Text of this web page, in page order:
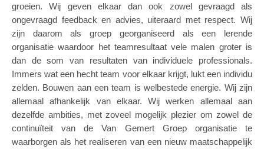
groeien. Wij geven elkaar dan ook zowel gevraagd als
ongevraagd feedback en advies, uiteraard met respect. Wij
zijn daarom als groep georganiseerd als een lerende
organisatie waardoor het teamresultaat vele malen groter is
dan de som van resultaten van individuele professionals.
Immers wat een hecht team voor elkaar krijgt, lukt een individu
zelden. Bouwen aan een team is welbestede energie. Wij zijn
allemaal afhankelijk van elkaar. Wij werken allemaal aan
dezelfde ambities, met zoveel mogelijk plezier om zowel de
continuïteit van de Van Gemert Groep organisatie te
waarborgen als het realiseren van een nieuw maatschappelijk